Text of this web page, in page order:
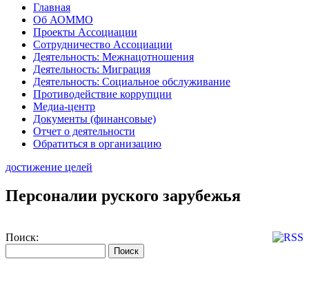
Главная
Об АОММО
Проекты Ассоциации
Сотрудничество Ассоциации
Деятельность: Межнацотношения
Деятельность: Миграция
Деятельность: Социальное обслуживание
Противодействие коррупции
Медиа-центр
Документы (финансовые)
Отчет о деятельности
Обратиться в организацию
достижение целей
Персоналии руского зарубежья
Поиск: